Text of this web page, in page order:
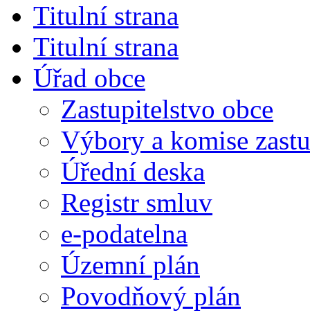
Titulní strana
Titulní strana
Úřad obce
Zastupitelstvo obce
Výbory a komise
Úřední deska
Registr smluv
e-podatelna
Územní plán
Povodňový plán